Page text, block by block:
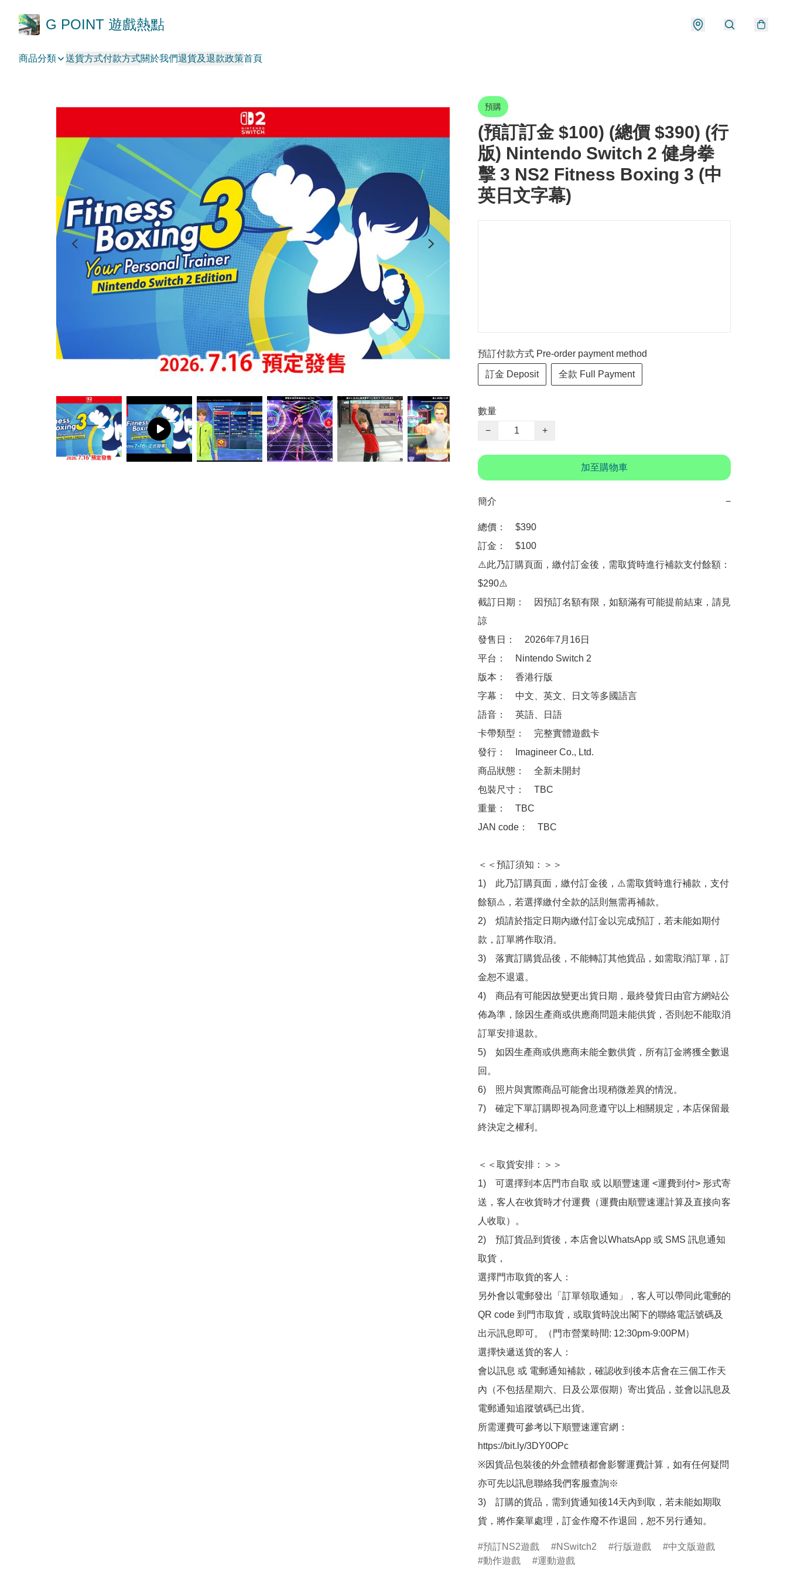
G POINT 遊戲熱點
商品分類 送貨方式付款方式關於我們退貨及退款政策首頁
預購
(預訂訂金 $100) (總價 $390) (行
版) Nintendo Switch 2 健身拳
擊 3 NS2 Fitness Boxing 3 (中
英日文字幕)
預訂付款方式 Pre-order payment method
訂金 Deposit 全款 Full Payment
數量
−
+
加至購物車
簡介 −
總價：　$390
訂金：　$100
⚠️此乃訂購頁面，繳付訂金後，需取貨時進行補款支付餘額：
$290⚠️
截訂日期：　因預訂名額有限，如額滿有可能提前結束，請見
諒
發售日：　2026年7月16日
平台：　Nintendo Switch 2
版本：　香港行版
字幕：　中文、英文、日文等多國語言
語音：　英語、日語
卡帶類型：　完整實體遊戲卡
發行：　Imagineer Co., Ltd.
商品狀態：　全新未開封
包裝尺寸：　TBC
重量：　TBC
JAN code：　TBC
＜＜預訂須知：＞＞
1)　此乃訂購頁面，繳付訂金後，⚠️需取貨時進行補款，支付
餘額⚠️，若選擇繳付全款的話則無需再補款。
2)　煩請於指定日期內繳付訂金以完成預訂，若未能如期付
款，訂單將作取消。
3)　落實訂購貨品後，不能轉訂其他貨品，如需取消訂單，訂
金恕不退還。
4)　商品有可能因故變更出貨日期，最終發貨日由官方網站公
佈為準，除因生產商或供應商問題未能供貨，否則恕不能取消
訂單安排退款。
5)　如因生產商或供應商未能全數供貨，所有訂金將獲全數退
回。
6)　照片與實際商品可能會出現稍微差異的情況。
7)　確定下單訂購即視為同意遵守以上相關規定，本店保留最
終決定之權利。
＜＜取貨安排：＞＞
1)　可選擇到本店門市自取 或 以順豐速運 <運費到付> 形式寄
送，客人在收貨時才付運費（運費由順豐速運計算及直接向客
人收取）。
2)　預訂貨品到貨後，本店會以WhatsApp 或 SMS 訊息通知
取貨，
選擇門市取貨的客人：
另外會以電郵發出「訂單領取通知」，客人可以帶同此電郵的
QR code 到門市取貨，或取貨時說出閣下的聯絡電話號碼及
出示訊息即可。（門市營業時間: 12:30pm-9:00PM）
選擇快遞送貨的客人：
會以訊息 或 電郵通知補款，確認收到後本店會在三個工作天
內（不包括星期六、日及公眾假期）寄出貨品，並會以訊息及
電郵通知追蹤號碼已出貨。
所需運費可參考以下順豐速運官網：
https://bit.ly/3DY0OPc
※因貨品包裝後的外盒體積都會影響運費計算，如有任何疑問
亦可先以訊息聯絡我們客服查詢※
3)　訂購的貨品，需到貨通知後14天內到取，若未能如期取
貨，將作棄單處理，訂金作廢不作退回，恕不另行通知。
預訂NS2遊戲 NSwitch2 行版遊戲
中文版遊戲
動作遊戲
運動遊戲